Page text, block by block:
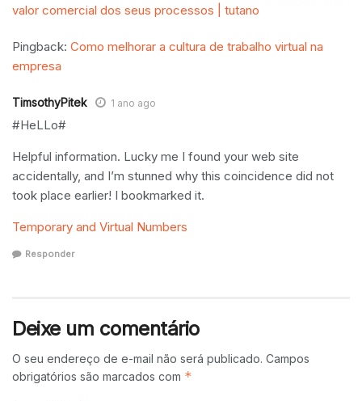
valor comercial dos seus processos | tutano
Pingback: Como melhorar a cultura de trabalho virtual na
empresa
TimsothyPitek 1 ano ago
#HeLLo#
Helpful information. Lucky me I found your web site
accidentally, and I’m stunned why this coincidence did not
took place earlier! I bookmarked it.
Temporary and Virtual Numbers
Responder
Deixe um comentário
O seu endereço de e-mail não será publicado. Campos
obrigatórios são marcados com *